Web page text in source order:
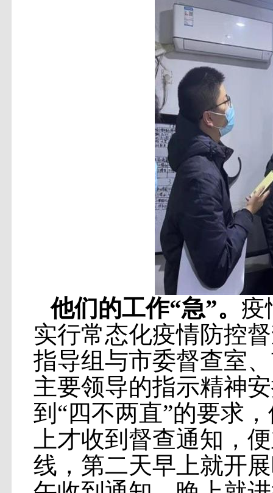
他们的工作“急”。 疫
实行常态化疫情防控
指导组与市委督查室
主要领导的指示精神
到“四不两直”的要求
上才收到督查通知，
线，第二天早上就开